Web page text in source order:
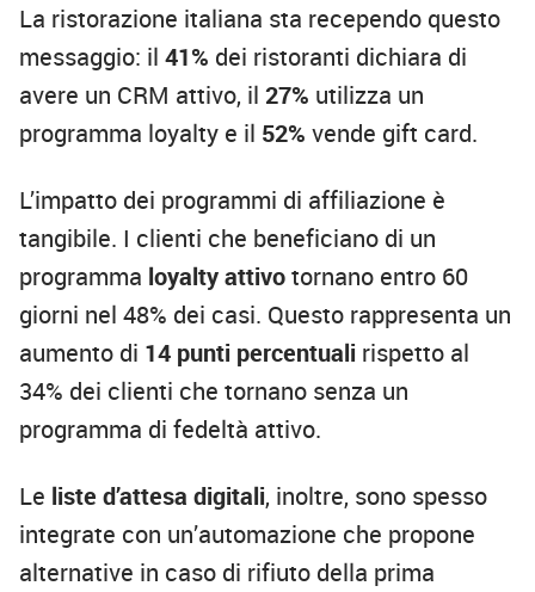
La ristorazione italiana sta recependo questo
messaggio: il 41% dei ristoranti dichiara di
avere un CRM attivo, il 27% utilizza un
programma loyalty e il 52% vende gift card.
L’impatto dei programmi di affiliazione è
tangibile. I clienti che beneficiano di un
programma loyalty attivotornano entro 60
giorni nel 48% dei casi. Questo rappresenta un
aumento di 14 punti percentuali rispetto al
34% dei clienti che tornano senza un
programma di fedeltà attivo.
Le liste d’attesa digitali, inoltre, sono spesso
integrate con un’automazione che propone
alternative in caso di rifiuto della prima